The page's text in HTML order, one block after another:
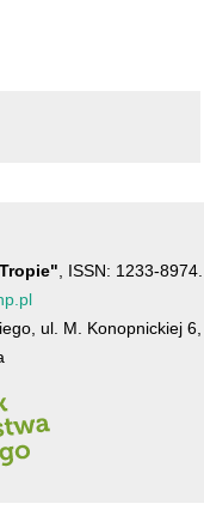
, ISSN: 1233-8974.
ul. M. Konopnickiej 6,